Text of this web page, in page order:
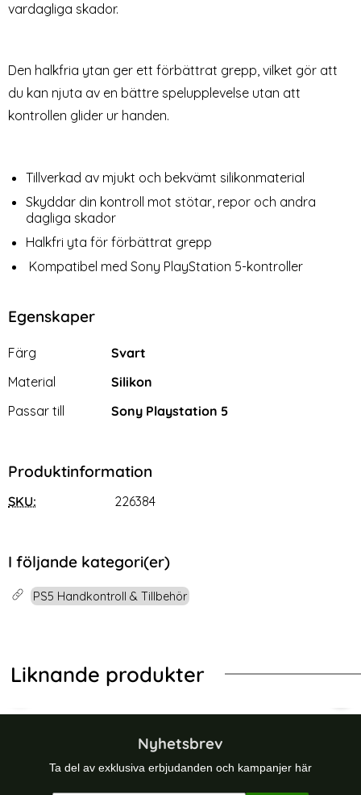
Laddningsstation Vit
iPega LED Laddstation För 2x
PS5 DualSense
Handkontroller Vit
Art. nr 218964
rea pris
219 kr Köp
Laddstation För 2x PS5 DualSense Handkontroller Vit
PlayStation 5 Silikon Skal Röd
Art. nr 226386
vardagliga skador.
Den halkfria ytan ger ett förbättrat grepp, vilket gör att
du kan njuta av en bättre spelupplevelse utan att
kontrollen glider ur handen.
Tillverkad av mjukt och bekvämt silikonmaterial
Skyddar din kontroll mot stötar, repor och andra
dagliga skador
Halkfri yta för förbättrat grepp
Kompatibel med Sony PlayStation 5-kontroller
Egenskaper
Egenskaper/attribut för denna produkt
Attribut
Färg
Svart
Material
Silikon
Passar till
Sony Playstation 5
Produktinformation
SKU: 226384
I följande kategori(er)
PS5 Handkontroll & Tillbehör
Liknande produkter
Mobilhållare För PS5 Handkontroll Svart
PlayStation 5 Silikon Skal Vit
Nyhetsbrev
Ta del av exklusiva erbjudanden och kampanjer här